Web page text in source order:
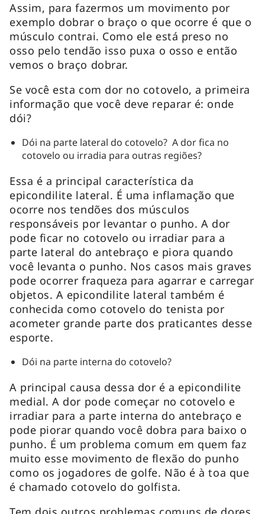
Assim, para fazermos um movimento por
exemplo dobrar o braço o que ocorre é que o
músculo contrai. Como ele está preso no
osso pelo tendão isso puxa o osso e então
vemos o braço dobrar.
Se você esta com dor no cotovelo, a primeira
informação que você deve reparar é: onde
dói?
Dói na parte lateral do cotovelo? A dor fica no
cotovelo ou irradia para outras regiões?
Essa é a principal característica da
epicondilite lateral. É uma inflamação que
ocorre nos tendões dos músculos
responsáveis por levantar o punho. A dor
pode ficar no cotovelo ou irradiar para a
parte lateral do antebraço e piora quando
você levanta o punho. Nos casos mais graves
pode ocorrer fraqueza para agarrar e carregar
objetos. A epicondilite lateral também é
conhecida como cotovelo do tenista por
acometer grande parte dos praticantes desse
esporte.
Dói na parte interna do cotovelo?
A principal causa dessa dor é a epicondilite
medial. A dor pode começar no cotovelo e
irradiar para a parte interna do antebraço e
pode piorar quando você dobra para baixo o
punho. É um problema comum em quem faz
muito esse movimento de flexão do punho
como os jogadores de golfe. Não é à toa que
é chamado cotovelo do golfista.